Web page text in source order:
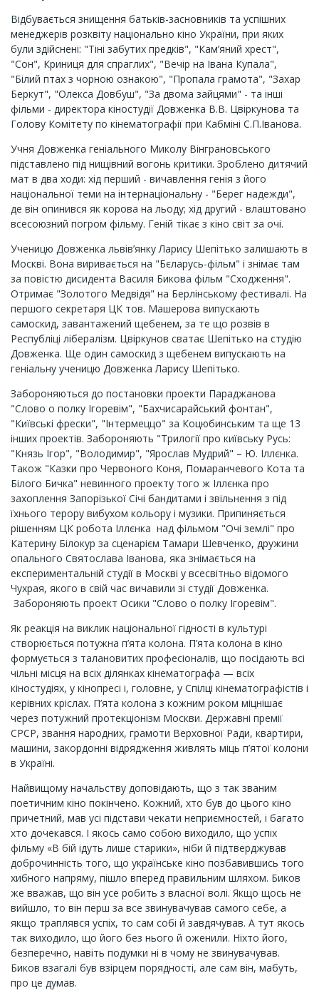
Відбувається знищення батьків-засновників та успішних
менеджерів розквіту національно кіно України, при яких
були здійснені: "Тіні забутих предків", "Кам’яний хрест",
"Сон", Криниця для спраглих", "Вечір на Івана Купала",
"Білий птах з чорною ознакою", "Пропала грамота", "Захар
Беркут", "Олекса Довбуш", "За двома зайцями" - та інші
фільми - директора кіностудії Довженка В.В. Цвіркунова та
Голову Комітету по кінематографії при Кабміні С.П.Іванова.
Учня Довженка геніального Миколу Вінграновського
підставлено під нищівний вогонь критики. Зроблено дитячий
мат в два ходи: хід перший - вичавлення генія з його
національної теми на інтернаціональну - "Берег надежди",
де він опинився як корова на льоду; хід другий - влаштовано
всесоюзний погром фільму. Геній тікає з кіно світ за очі.
Ученицю Довженка львів’янку Ларису Шепітько залишають в
Москві. Вона виривається на "Бєларусь-фільм" і знімає там
за повістю дисидента Василя Бикова фільм "Сходження".
Отримає "Золотого Медвідя" на Берлінському фестивалі. На
першого секретаря ЦК тов. Машерова випускають
самоскид, завантажений щебенем, за те що розвів в
Республіці лібералізм. Цвіркунов сватає Шепітько на студію
Довженка. Ще один самоскид з щебенем випускають на
геніальну ученицю Довженка Ларису Шепітько.
Забороняються до постановки проекти Параджанова
"Слово о полку Ігоревім", "Бахчисарайський фонтан",
"Київські фрески", "Інтермеццо" за Коцюбинським та ще 13
інших проектів. Забороняють "Трилогії про київську Русь:
"Князь Ігор", "Володимир", "Ярослав Мудрий" – Ю. Іллєнка.
Також "Казки про Червоного Коня, Помаранчевого Кота та
Білого Бичка" невинного проекту того ж Іллєнка про
захоплення Запорізької Січі бандитами і звільнення з під
їхнього терору вибухом кольору і музики. Припиняється
рішенням ЦК робота Іллєнка над фільмом "Очі землі" про
Катерину Білокур за сценарієм Тамари Шевченко, дружини
опального Святослава Іванова, яка знімається на
експериментальній студії в Москві у всесвітньо відомого
Чухрая, якого в свій час вичавили зі студії Довженка.
Забороняють проект Осики "Слово о полку Ігоревім".
Як реакція на виклик національної гідності в культурі
створюється потужна п’ята колона. П’ята колона в кіно
формується з талановитих професіоналів, що посідають всі
чільні місця на всіх ділянках кінематографа — всіх
кіностудіях, у кінопресі і, головне, у Спілці кінематографістів і
керівних кріслах. П’ята колона з кожним роком міцнішає
через потужний протекціонізм Москви. Державні премії
СРСР, звання народних, грамоти Верховної Ради, квартири,
машини, закордонні відрядження живлять міць п’ятої колони
в Україні.
Найвищому начальству доповідають, що з так званим
поетичним кіно покінчено. Кожний, хто був до цього кіно
причетний, мав усі підстави чекати неприємностей, і багато
хто дочекався. І якось само собою виходило, що успіх
фільму «В бій ідуть лише старики», ніби й підтверджував
доброчинність того, що українське кіно позбавившись того
хибного напряму, пішло вперед правильним шляхом. Биков
же вважав, що він усе робить з власної волі. Якщо щось не
вийшло, то він перш за все звинувачував самого себе, а
якщо траплявся успіх, то сам собі й завдячував. А тут якось
так виходило, що його без нього й оженили. Ніхто його,
безперечно, навіть подумки ні в чому не звинувачував.
Биков взагалі був взірцем порядності, але сам він, мабуть,
про це думав.